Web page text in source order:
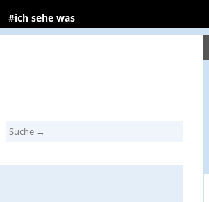
#ich sehe was